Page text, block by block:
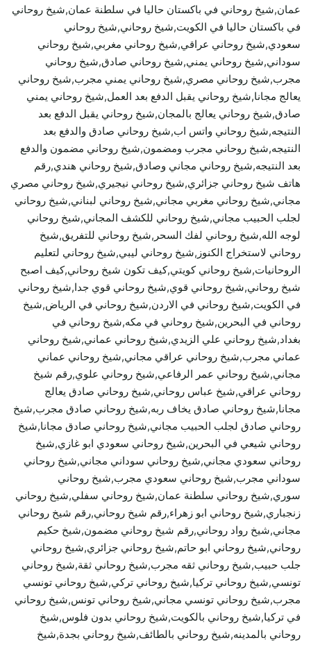
عمان,شيخ روحاني في باكستان حاليا في سلطنة عمان,شيخ روحاني
في باكستان حاليا في الكويت,شيخ روحاني,شيخ روحاني
سعودي,شيخ روحاني عراقي,شيخ روحاني مغربي,شيخ روحاني
سوداني,شيخ روحاني يمني,شيخ روحاني صادق,شيخ روحاني
مجرب,شيخ روحاني مصري,شيخ روحاني يمني مجرب,شيخ روحاني
يعالج مجانا,شيخ روحاني يقبل الدفع بعد العمل,شيخ روحاني يمني
صادق,شيخ روحاني يعالج بالمجان,شيخ روحاني يقبل الدفع بعد
النتيجه,شيخ روحاني واتس اب,شيخ روحاني صادق والدفع بعد
النتيجه,شيخ روحاني مجرب ومضمون,شيخ روحاني مضمون والدفع
بعد النتيجه,شيخ روحاني مجاني وصادق,شيخ روحاني هندي,رقم
هاتف شيخ روحاني جزائري,شيخ روحاني نيجيري,شيخ روحاني مصري
مجاني,شيخ روحاني مغربي مجاني,شيخ روحاني لبناني,شيخ روحاني
لجلب الحبيب مجاني,شيخ روحاني للكشف المجاني,شيخ روحاني
لوجه الله,شيخ روحاني لفك السحر,شيخ روحاني للتفريق,شيخ
روحاني لاستخراج الكنوز,شيخ روحاني ليبي,شيخ روحاني لتعليم
الروحانيات,شيخ روحاني كويتي,كيف تكون شيخ روحاني,كيف اصبح
شيخ روحاني,شيخ روحاني قوي,شيخ روحاني قوي جدا,شيخ روحاني
في الكويت,شيخ روحاني في الاردن,شيخ روحاني في الرياض,شيخ
روحاني في البحرين,شيخ روحاني في مكه,شيخ روحاني في
بغداد,شيخ روحاني علي الزيدي,شيخ روحاني عماني,شيخ روحاني
عماني مجرب,شيخ روحاني عراقي مجاني,شيخ روحاني عماني
مجاني,شيخ روحاني عمر الرفاعي,شيخ روحاني علوي,رقم شيخ
روحاني عراقي,شيخ عباس روحاني,شيخ روحاني صادق يعالج
مجانا,شيخ روحاني صادق يخاف ربه,شيخ روحاني صادق مجرب,شيخ
روحاني صادق لجلب الحبيب مجاني,شيخ روحاني صادق مجانا,شيخ
روحاني شيعي في البحرين,شيخ روحاني سعودي ابو غازي,شيخ
روحاني سعودي مجاني,شيخ روحاني سوداني مجاني,شيخ روحاني
سوداني مجرب,شيخ روحاني سعودي مجرب,شيخ روحاني
سوري,شيخ روحاني سلطنة عمان,شيخ روحاني سفلي,شيخ روحاني
زنجباري,شيخ روحاني ابو زهراء,رقم شيخ روحاني,رقم شيخ روحاني
مجاني,شيخ رواد روحاني,رقم شيخ روحاني مضمون,شيخ حكيم
روحاني,شيخ روحاني ابو حاتم,شيخ روحاني جزائري,شيخ روحاني
جلب حبيب,شيخ روحاني ثقه مجرب,شيخ روحاني ثقة,شيخ روحاني
تونسي,شيخ روحاني تركيا,شيخ روحاني تركي,شيخ روحاني تونسي
مجرب,شيخ روحاني تونسي مجاني,شيخ روحاني تونس,شيخ روحاني
في تركيا,شيخ روحاني بالكويت,شيخ روحاني بدون فلوس,شيخ
روحاني بالمدينه,شيخ روحاني بالطائف,شيخ روحاني بجدة,شيخ